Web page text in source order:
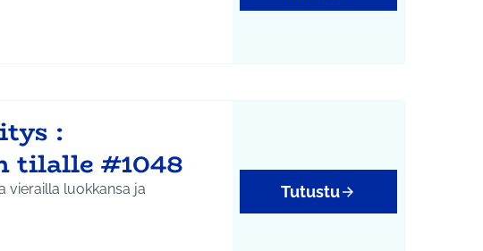
:
tilalle #1048
vierailla luokkansa ja
Tutustu